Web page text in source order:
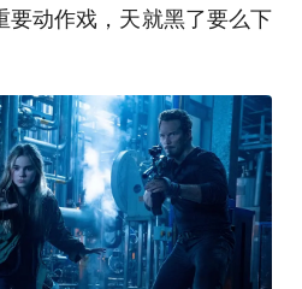
要动作戏，天就黑了要么下